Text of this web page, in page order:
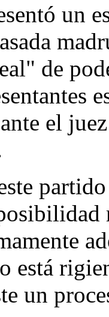
un
de
el
está
un